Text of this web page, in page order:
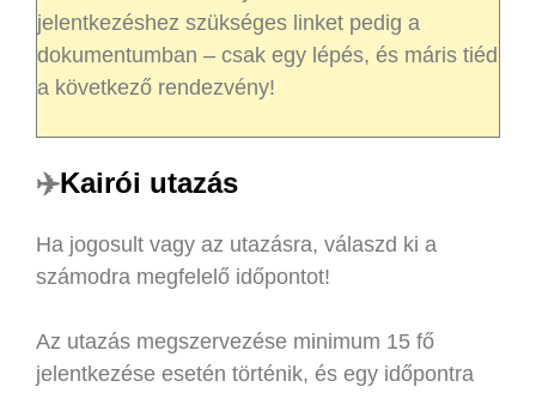
jelentkezéshez szükséges linket pedig a
dokumentumban – csak egy lépés, és máris tiéd
a következő rendezvény!
✈️Kairói utazás
Ha jogosult vagy az utazásra, válaszd ki a
számodra megfelelő időpontot!
Az utazás megszervezése minimum 15 fő
jelentkezése esetén történik, és egy időpontra